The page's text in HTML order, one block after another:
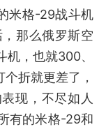
米格-29战斗机
那么俄罗斯空
，也就300、
折就更差了，
现，不尽如人
有的米格-29和